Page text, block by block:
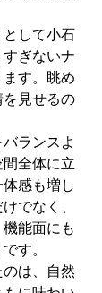
として小石
ぎないナ
す。眺め
を見せるの
ランスよ
間全体に立
感も増し
でなく、
能面にも
す。
は、自然